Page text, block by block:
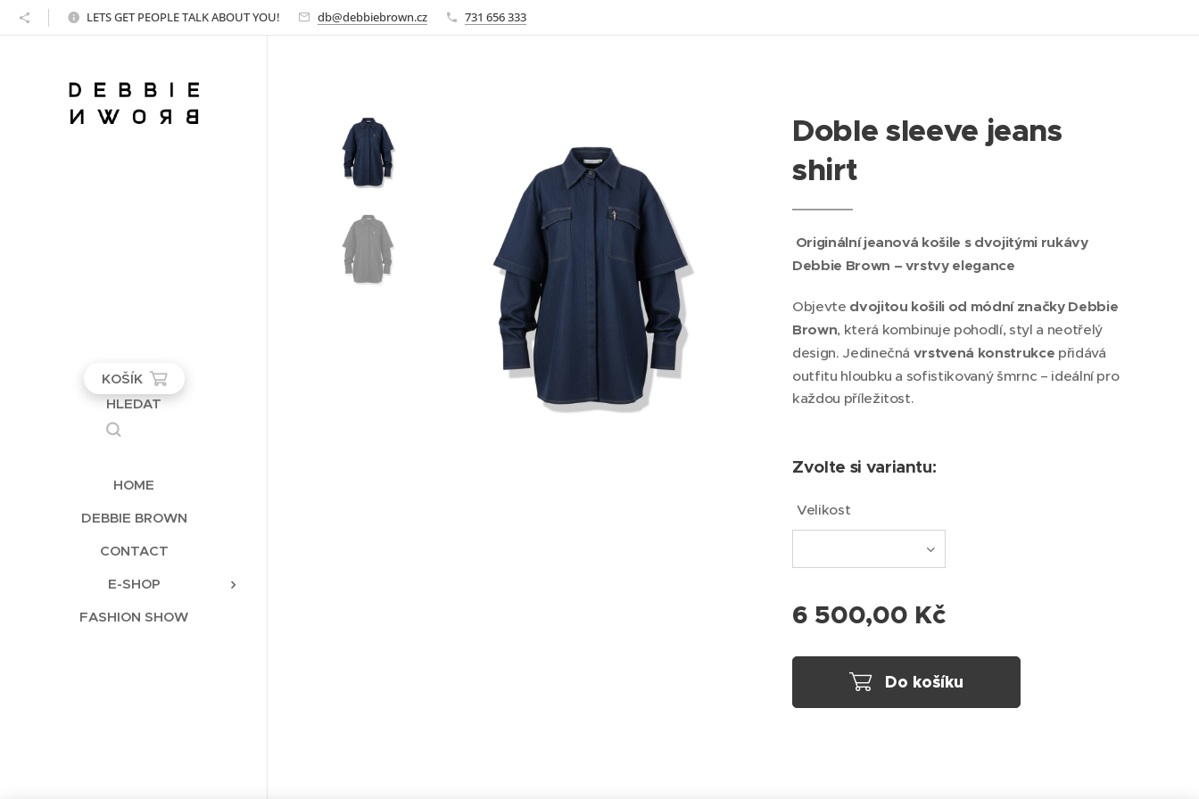
LETS GET PEOPLE TALK ABOUT YOU! db@debbiebrown.cz 731 656 333
KOŠÍK
HLEDAT
HOME
DEBBIE BROWN
CONTACT
E-SHOP
FASHION SHOW
Doble sleeve jeans
shirt
Originální jeanová košile s dvojitými rukávy
Debbie Brown – vrstvy elegance
Objevte dvojitou košili od módní značky Debbie
Brown, která kombinuje pohodlí, styl a neotřelý
design. Jedinečná vrstvená konstrukce přidává
outfitu hloubku a sofistikovaný šmrnc – ideální pro
každou příležitost.
Zvolte si variantu:
Velikost
6 500,00 Kč
Do košíku